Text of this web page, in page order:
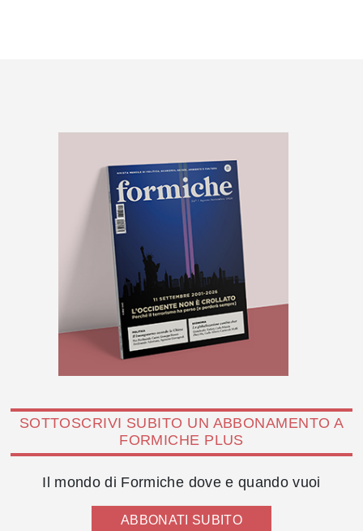
SOTTOSCRIVI SUBITO UN ABBONAMENTO A
FORMICHE PLUS
Il mondo di Formiche dove e quando vuoi
ABBONATI SUBITO